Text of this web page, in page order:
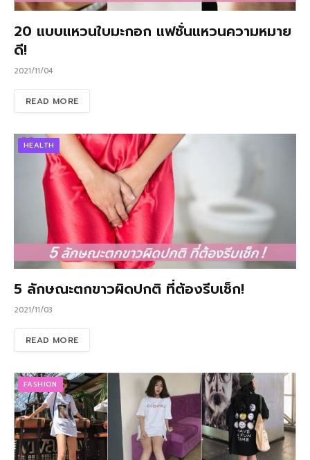
20 แบบแหวนใบมะกอก แฟชั่นแหวนความหมาย
ดี!
2021/11/04
READ MORE
HEALTH
5 ลักษณะตกขาวผิดปกติ ที่ต้องรีบเช็ก!
2021/11/03
READ MORE
FASHION